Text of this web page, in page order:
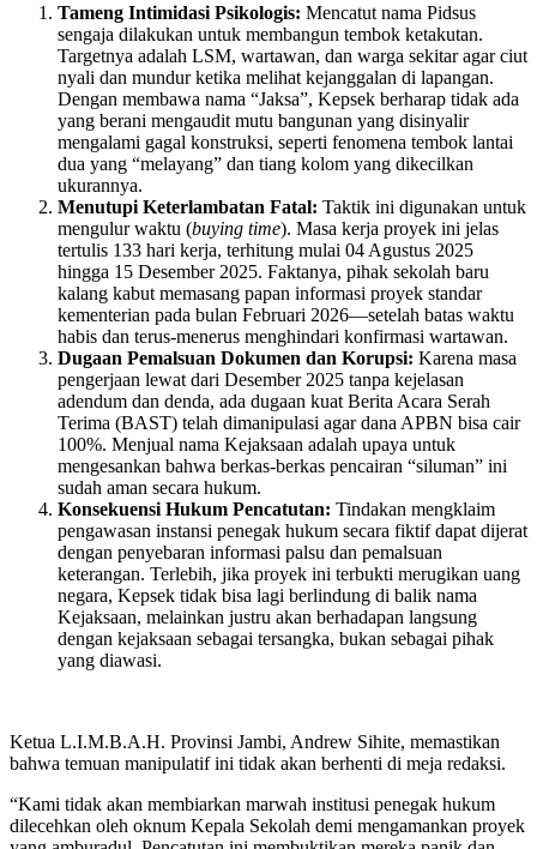
Tameng Intimidasi Psikologis: Mencatut nama Pidsus
sengaja dilakukan untuk membangun tembok ketakutan.
Targetnya adalah LSM, wartawan, dan warga sekitar agar ciut
nyali dan mundur ketika melihat kejanggalan di lapangan.
Dengan membawa nama “Jaksa”, Kepsek berharap tidak ada
yang berani mengaudit mutu bangunan yang disinyalir
mengalami gagal konstruksi, seperti fenomena tembok lantai
dua yang “melayang” dan tiang kolom yang dikecilkan
ukurannya.
Menutupi Keterlambatan Fatal: Taktik ini digunakan untuk
mengulur waktu (buying time). Masa kerja proyek ini jelas
tertulis 133 hari kerja, terhitung mulai 04 Agustus 2025
hingga 15 Desember 2025. Faktanya, pihak sekolah baru
kalang kabut memasang papan informasi proyek standar
kementerian pada bulan Februari 2026—setelah batas waktu
habis dan terus-menerus menghindari konfirmasi wartawan.
Dugaan Pemalsuan Dokumen dan Korupsi: Karena masa
pengerjaan lewat dari Desember 2025 tanpa kejelasan
adendum dan denda, ada dugaan kuat Berita Acara Serah
Terima (BAST) telah dimanipulasi agar dana APBN bisa cair
100%. Menjual nama Kejaksaan adalah upaya untuk
mengesankan bahwa berkas-berkas pencairan “siluman” ini
sudah aman secara hukum.
Konsekuensi Hukum Pencatutan: Tindakan mengklaim
pengawasan instansi penegak hukum secara fiktif dapat dijerat
dengan penyebaran informasi palsu dan pemalsuan
keterangan. Terlebih, jika proyek ini terbukti merugikan uang
negara, Kepsek tidak bisa lagi berlindung di balik nama
Kejaksaan, melainkan justru akan berhadapan langsung
dengan kejaksaan sebagai tersangka, bukan sebagai pihak
yang diawasi.
Ketua L.I.M.B.A.H. Provinsi Jambi, Andrew Sihite, memastikan
bahwa temuan manipulatif ini tidak akan berhenti di meja redaksi.
“Kami tidak akan membiarkan marwah institusi penegak hukum
dilecehkan oleh oknum Kepala Sekolah demi mengamankan proyek